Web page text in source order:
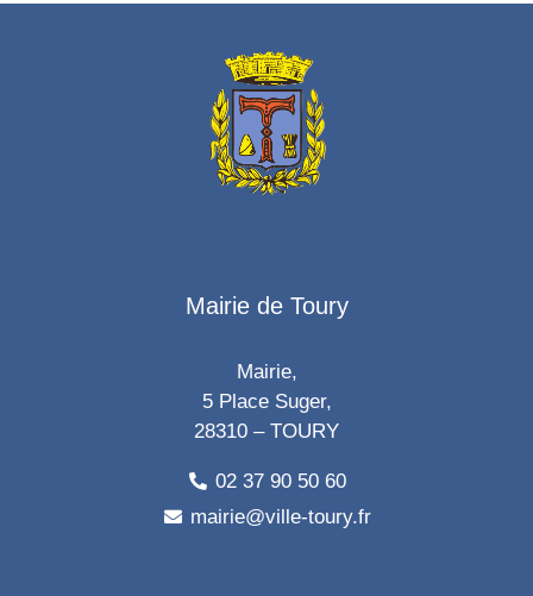
Mairie de Toury
Mairie,
5 Place Suger,
28310 – TOURY
02 37 90 50 60
mairie@ville-toury.fr